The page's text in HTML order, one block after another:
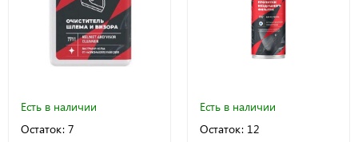
Есть в наличии
Остаток: 7
Есть в наличии
Остаток: 12